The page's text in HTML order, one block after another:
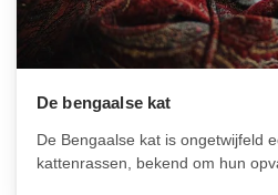
De bengaalse kat
De Bengaalse kat is ongetwijfeld
kattenrassen, bekend om hun